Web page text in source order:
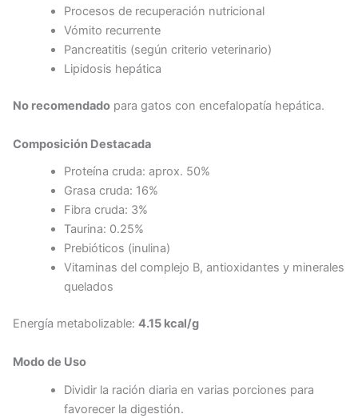
Procesos de recuperación nutricional
Vómito recurrente
Pancreatitis (según criterio veterinario)
Lipidosis hepática
No recomendado para gatos con encefalopatía hepática.
Composición Destacada
Proteína cruda: aprox. 50%
Grasa cruda: 16%
Fibra cruda: 3%
Taurina: 0.25%
Prebióticos (inulina)
Vitaminas del complejo B, antioxidantes y minerales
quelados
Energía metabolizable: 4.15 kcal/g
Modo de Uso
Dividir la ración diaria en varias porciones para
favorecer la digestión.